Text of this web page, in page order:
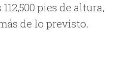
pies de altura,
de lo previsto.